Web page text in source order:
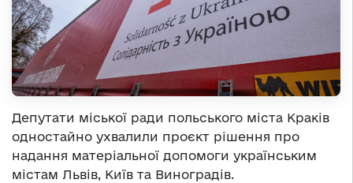
Депутати міської ради польського міста Краків
одностайно ухвалили проєкт рішення про
надання матеріальної допомоги українським
містам Львів, Київ та Виноградів.